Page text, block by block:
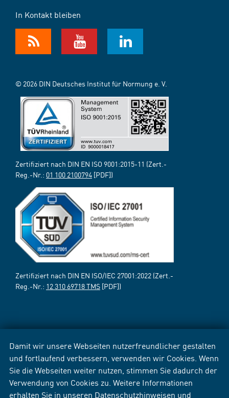
Damit wir unsere Webseiten nutzerfreundlicher gestalten
und fortlaufend verbessern, verwenden wir Cookies. Wenn
Sie die Webseiten weiter nutzen, stimmen Sie dadurch der
Verwendung von Cookies zu. Weitere Informationen
erhalten Sie in unseren Datenschutzhinweisen und
In Kontakt bleiben
© 2026 DIN Deutsches Institut für Normung e. V.
Zertifiziert nach DIN EN ISO 9001:2015-11 (Zert.-
Reg.-Nr.: 01 100 2100794 [PDF])
Zertifiziert nach DIN EN ISO/IEC 27001:2022 (Zert.-
Reg.-Nr.: 12 310 69718 TMS [PDF])